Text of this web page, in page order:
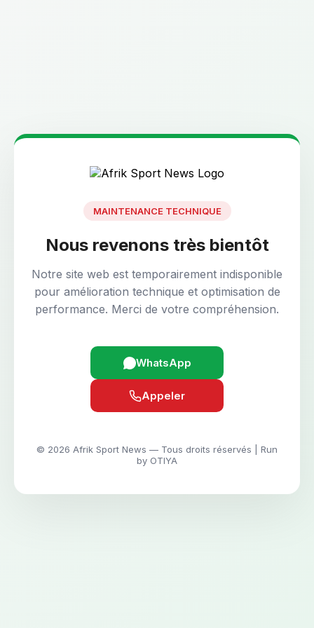
MAINTENANCE TECHNIQUE
Nous revenons très bientôt
Notre site web est temporairement indisponible
pour amélioration technique et optimisation de
performance. Merci de votre compréhension.
WhatsApp
Appeler
© 2026 Afrik Sport News — Tous droits réservés | Run
by OTIYA